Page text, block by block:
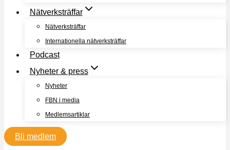
Nätverksträffar
Nätverksträffar
Internationella nätverksträffar
Podcast
Nyheter & press
Nyheter
FBN i media
Medlemsartiklar
Bli medlem